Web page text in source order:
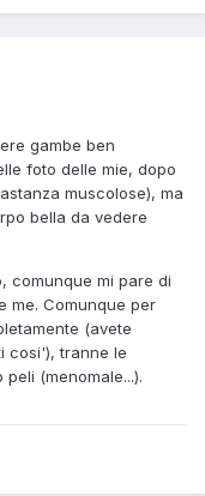
gambe ben
foto delle mie, dopo
muscolose), ma
bella da vedere
comunque mi pare di
me. Comunque per
(avete
cosi'), tranne le
(menomale...).